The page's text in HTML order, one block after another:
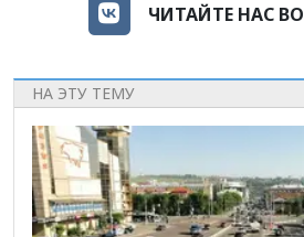
ЧИТАЙТЕ НАС ВО
НА ЭТУ ТЕМУ